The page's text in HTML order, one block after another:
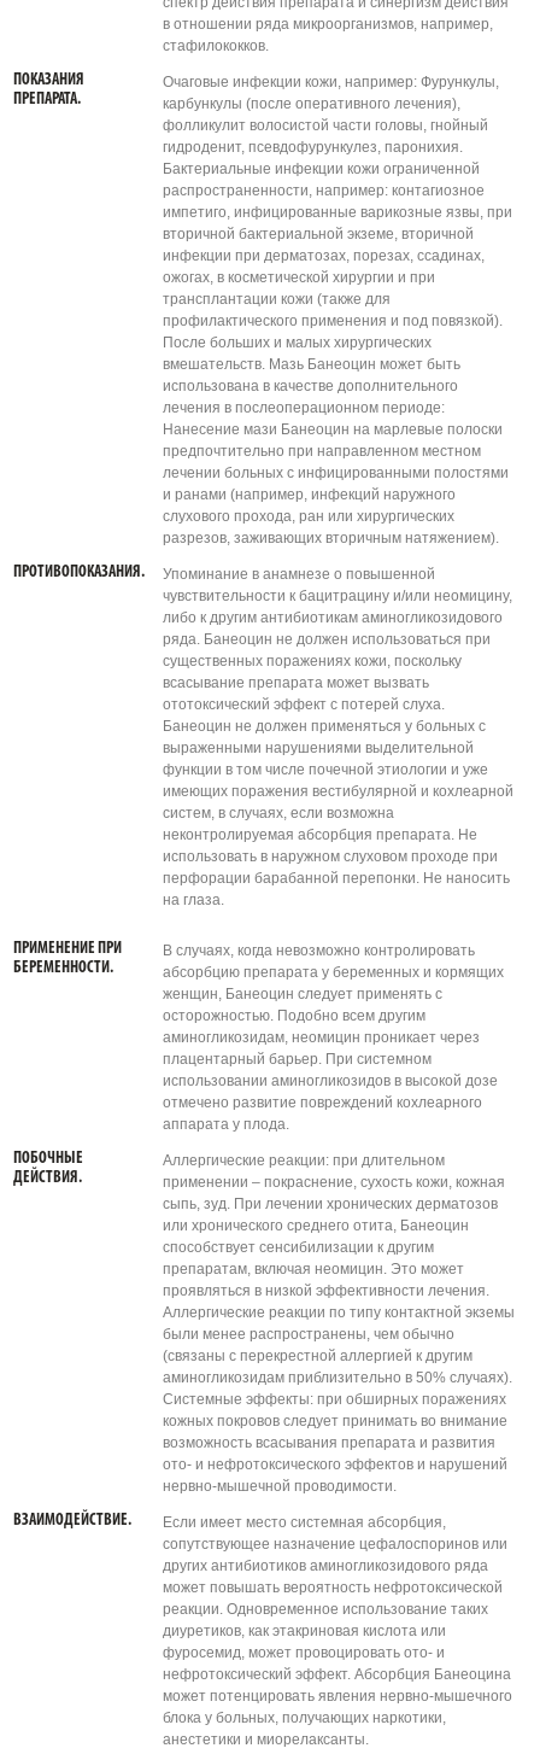
в отношении ряда микроорганизмов, например,
стафилококков.
ПОКАЗАНИЯ
ПРЕПАРАТА.
Очаговые инфекции кожи, например: Фурункулы,
карбункулы (после оперативного лечения),
фолликулит волосистой части головы, гнойный
гидроденит, псевдофурункулез, паронихия.
Бактериальные инфекции кожи ограниченной
распространенности, например: контагиозное
импетиго, инфицированные варикозные язвы, при
вторичной бактериальной экземе, вторичной
инфекции при дерматозах, порезах, ссадинах,
ожогах, в косметической хирургии и при
трансплантации кожи (также для
профилактического применения и под повязкой).
После больших и малых хирургических
вмешательств. Мазь Банеоцин может быть
использована в качестве дополнительного
лечения в послеоперационном периоде:
Нанесение мази Банеоцин на марлевые полоски
предпочтительно при направленном местном
лечении больных с инфицированными полостями
и ранами (например, инфекций наружного
слухового прохода, ран или хирургических
разрезов, заживающих вторичным натяжением).
ПРОТИВОПОКАЗАНИЯ.
Упоминание в анамнезе о повышенной
чувствительности к бацитрацину и/или неомицину,
либо к другим антибиотикам аминогликозидового
ряда. Банеоцин не должен использоваться при
существенных поражениях кожи, поскольку
всасывание препарата может вызвать
ототоксический эффект с потерей слуха.
Банеоцин не должен применяться у больных с
выраженными нарушениями выделительной
функции в том числе почечной этиологии и уже
имеющих поражения вестибулярной и кохлеарной
систем, в случаях, если возможна
неконтролируемая абсорбция препарата. Не
использовать в наружном слуховом проходе при
перфорации барабанной перепонки. Не наносить
на глаза.
ПРИМЕНЕНИЕ ПРИ
БЕРЕМЕННОСТИ.
В случаях, когда невозможно контролировать
абсорбцию препарата у беременных и кормящих
женщин, Банеоцин следует применять с
осторожностью. Подобно всем другим
аминогликозидам, неомицин проникает через
плацентарный барьер. При системном
использовании аминогликозидов в высокой дозе
отмечено развитие повреждений кохлеарного
аппарата у плода.
ПОБОЧНЫЕ
ДЕЙСТВИЯ.
Аллергические реакции: при длительном
применении – покраснение, сухость кожи, кожная
сыпь, зуд. При лечении хронических дерматозов
или хронического среднего отита, Банеоцин
способствует сенсибилизации к другим
препаратам, включая неомицин. Это может
проявляться в низкой эффективности лечения.
Аллергические реакции по типу контактной экземы
были менее распространены, чем обычно
(связаны с перекрестной аллергией к другим
аминогликозидам приблизительно в 50% случаях).
Системные эффекты: при обширных поражениях
кожных покровов следует принимать во внимание
возможность всасывания препарата и развития
ото- и нефротоксического эффектов и нарушений
нервно-мышечной проводимости.
ВЗАИМОДЕЙСТВИЕ.
Если имеет место системная абсорбция,
сопутствующее назначение цефалоспоринов или
других антибиотиков аминогликозидового ряда
может повышать вероятность нефротоксической
реакции. Одновременное использование таких
диуретиков, как этакриновая кислота или
фуросемид, может провоцировать ото- и
нефротоксический эффект. Абсорбция Банеоцина
может потенцировать явления нервно-мышечного
блока у больных, получающих наркотики,
анестетики и миорелаксанты.